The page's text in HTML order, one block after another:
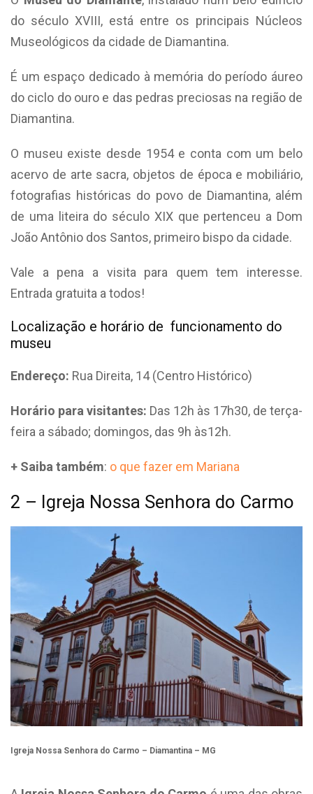
do século XVIII, está entre os principais Núcleos
Museológicos da cidade de Diamantina.
É um espaço dedicado à memória do período áureo
do ciclo do ouro e das pedras preciosas na região de
Diamantina.
O museu existe desde 1954 e conta com um belo
acervo de arte sacra, objetos de época e mobiliário,
fotografias históricas do povo de Diamantina, além
de uma liteira do século XIX que pertenceu a Dom
João Antônio dos Santos, primeiro bispo da cidade.
Vale a pena a visita para quem tem interesse.
Entrada gratuita a todos!
Localização e horário de funcionamento do
museu
Endereço: Rua Direita, 14 (Centro Histórico)
Horário para visitantes: Das 12h às 17h30, de terça-
feira a sábado; domingos, das 9h às12h.
+ Saiba também: o que fazer em Mariana
2 – Igreja Nossa Senhora do Carmo
Igreja Nossa Senhora do Carmo – Diamantina – MG